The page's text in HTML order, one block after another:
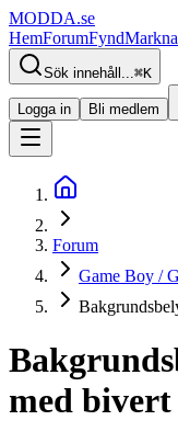
MODDA.se
HemForumFynd
Sök innehåll...⌘K
Logga in Bli medlem
Forum
Game Boy /
med